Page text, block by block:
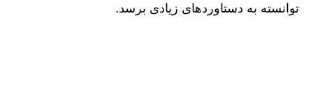
توانسته به دستاوردهای زیادی برسد.